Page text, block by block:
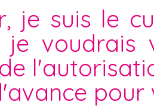
je suis le
je voudrais
pour